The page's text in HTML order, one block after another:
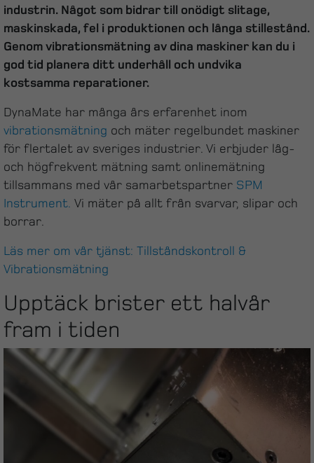
industrin. Något som bidrar till onödigt slitage,
maskinskada, fel i produktionen och långa stillestånd.
Genom vibrationsmätning av dina maskiner kan du i
god tid planera ditt underhåll och undvika
kostsamma reparationer.
DynaMate har många års erfarenhet inom
vibrationsmätning och mäter regelbundet maskiner
för flertalet av sveriges industrier. Vi erbjuder låg-
och högfrekvent mätning samt onlinemätning
tillsammans med vår samarbetspartner SPM
Instrument. Vi mäter på allt från svarvar, slipar och
borrar.
Läs mer om vår tjänst: Tillståndskontroll &
Vibrationsmätning
Upptäck brister ett halvår
fram i tiden